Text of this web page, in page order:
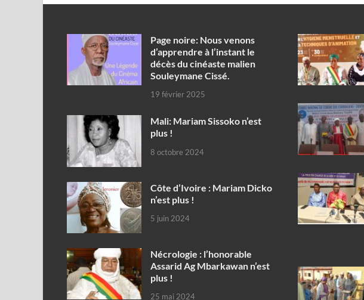
Page noire: Nous venons
d’apprendre à l’instant le
décès du cinéaste malien
Souleymane Cissé.
19 février 2025
Mali: Mariam Sissoko n’est
plus !
8 octobre 2024
Côte d’Ivoire : Mariam Dicko
n’est plus !
5 juin 2024
Nécrologie : l’honorable
Assarid Ag Mbarkawan n’est
plus !
25 mai 2024